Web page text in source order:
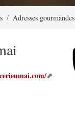
Adresses gourmandes